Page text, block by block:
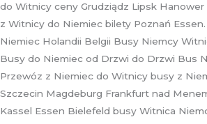
do Witnicy ceny Grudziądz Lipsk
z Witnicy do Niemiec bilety Poznań
Niemiec Holandii Belgii Busy Niemcy
Busy do Niemiec od Drzwi do Drzwi Bus
Przewóz z Niemiec do Witnicy busy z
Szczecin Magdeburg Frankfurt nad
Kassel Essen Bielefeld busy Witnica